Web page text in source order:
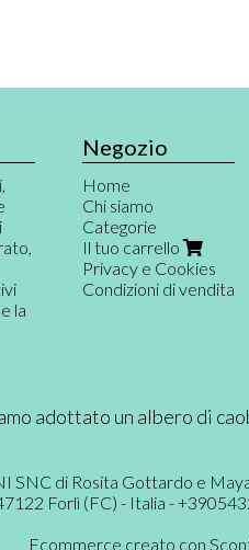
la
Negozio
Home
Chi siamo
Categorie
Il tuo carrello
Privacy e Cookies
Condizioni di vendita
adottato un albero di
SNC di Rosita Gottardo e
Forlì (FC) - Italia -
Ecommerce creato con